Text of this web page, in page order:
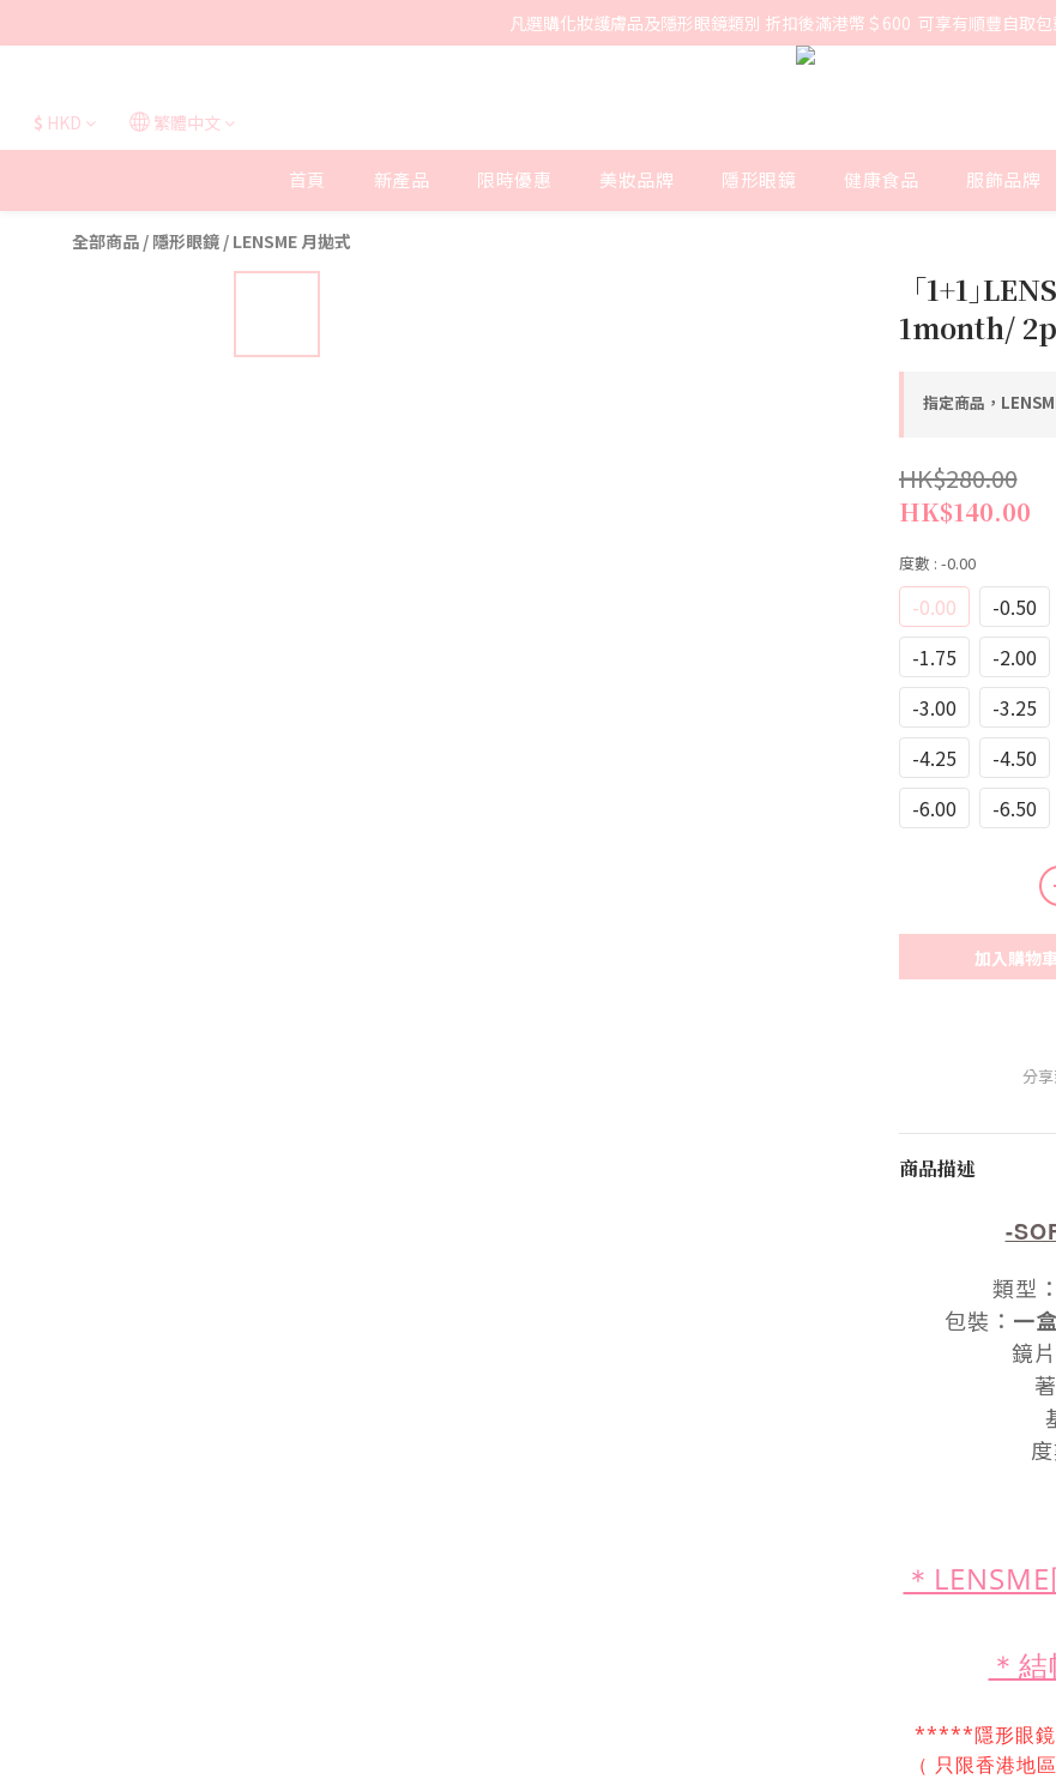
凡選購化妝護膚品及隱形眼鏡類別 折扣後滿港幣＄600  可享有順豐自取包
$ HKD 繁體中文
首頁 新產品 限時優惠 美妝品牌 隱形眼鏡 健康食品 服飾品牌
全部商品 / 隱形眼鏡 / LENSME 月拋式
「1+1｣
1month/ 2p
指定商品，
HK$280.00
HK$140.00
度數 : -0.00
-0.00 -0.50
-1.75
-2.00
-3.00
-3.25
-4.25
-4.50
-6.00
-6.50
加入購物車
分
商品描述
-
類型 ：
包裝 ： 一
鏡片
＊
＊
*****隱形眼鏡
（ 只限香港地